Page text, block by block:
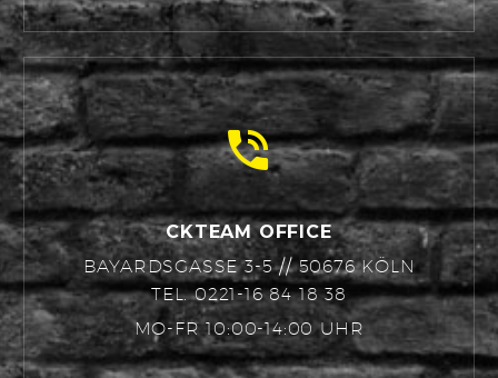


CKTEAM OFFICE
BAYARDSGASSE 3-5 // 50676 KÖLN
TEL. 0221-16 84 18 38
MO-FR 10:00-14:00 UHR